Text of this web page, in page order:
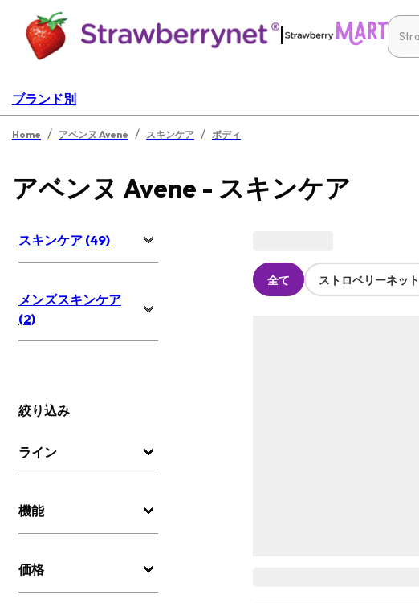
|
ブランド別
Home / アベンヌ Avene / スキンケア / ボディ
アベンヌ Avene - スキンケア
スキンケア (49)
メンズスキンケア
(2)
絞り込み
ライン
機能
価格
全て ストロベリーネット